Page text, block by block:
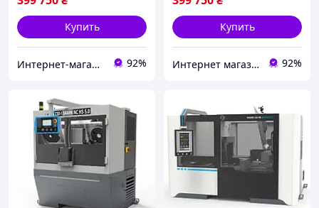
Купить
Интернет-магазин ЭлектроХаус 92%
Купить
Интернет магазин "pro100market" 92%